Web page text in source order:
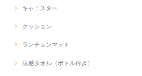
キャニスター
クッション
ランチョンマット
涼感タオル（ボトル付き）